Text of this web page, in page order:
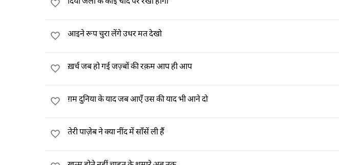
आइने रूप चुरा लेंगे उधर मत देखो
ख़र्च जब हो गई जज़्बों की रक़म आप ही आप
ग़म दुनिया के याद जब आएँ उस की याद भी आने दो
तेरी पाज़ेब ने क्या नींद में साँसें ली हैं